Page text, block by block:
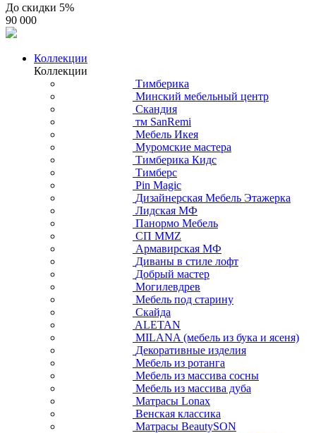
До скидки 5%
90 000
Коллекции
Коллекции
Тимберика
Минский мебельный центр
Скандия
тм SanRemi
Мебель Икея
Муромские мастера
Тимберика Кидс
Тимберс
Pin Magic
Дизайнерская Мебель Этажерка
Лидская МФ
Панормо Мебель
СП ММZ
Армавирская МФ
Диваны в стиле лофт
Добрый мастер
Могилевдрев
Мебель под старину
Скайда
ALETAN
MILANA (мебель из бука и ясеня)
Декоративные изделия
Мебель из ротанга
Мебель из массива сосны
Мебель из массива дуба
Матрасы Lonax
Венская классика
Матрасы BeautySON